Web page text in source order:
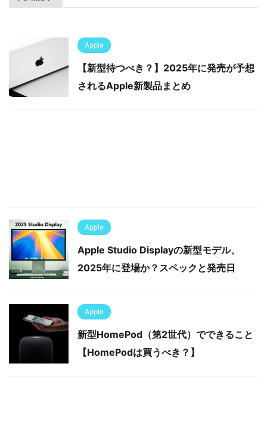
Apple
【新型待つべき？】2025年に発売が予想
されるApple新製品まとめ
Apple
Apple Studio Displayの新型モデル、
2025年に登場か？スペックと発売日
Apple
新型HomePod（第2世代）でできること
【HomePodは買うべき？】